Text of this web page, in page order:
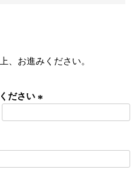
、お進みください。
ださい